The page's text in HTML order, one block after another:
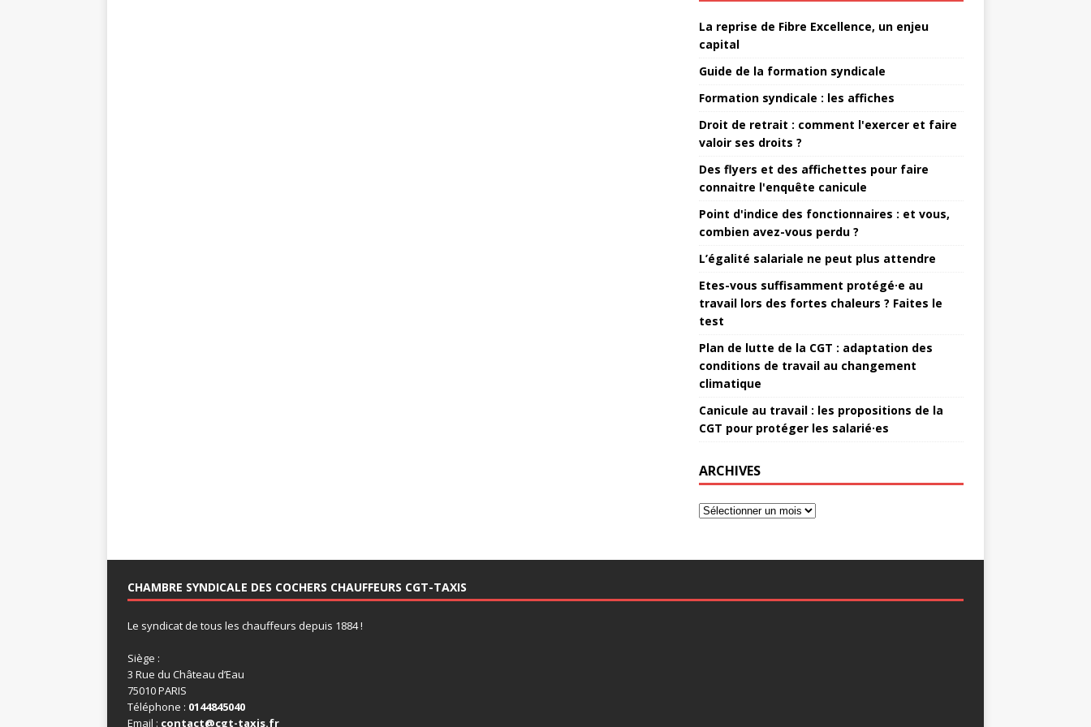
La reprise de Fibre Excellence, un enjeu
capital
Guide de la formation syndicale
Formation syndicale : les affiches
Droit de retrait : comment l'exercer et faire
valoir ses droits ?
Des flyers et des affichettes pour faire
connaitre l'enquête canicule
Point d'indice des fonctionnaires : et vous,
combien avez-vous perdu ?
L’égalité salariale ne peut plus attendre
Etes-vous suffisamment protégé·e au
travail lors des fortes chaleurs ? Faites le
test
Plan de lutte de la CGT : adaptation des
conditions de travail au changement
climatique
Canicule au travail : les propositions de la
CGT pour protéger les salarié·es
ARCHIVES
CHAMBRE SYNDICALE DES COCHERS CHAUFFEURS CGT-TAXIS
Le syndicat de tous les chauffeurs depuis 1884 !
Siège :
3 Rue du Château d’Eau
75010 PARIS
Téléphone : 0144845040
Email : contact@cgt-taxis.fr